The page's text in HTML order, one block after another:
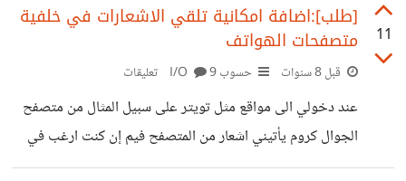
11
[طلب]:اضافة امكانية تلقي الاشعارات في خلفية
متصفحات الهواتف
قبل 8 سنوات حسوب I/O9 تعليقات
عند دخولي الى مواقع مثل تويتر على سبيل المثال من متصفح
الجوال كروم يأتيني اشعار من المتصفح فيم إن كنت ارغب في
تلقي الاشعارات على هاتفي (اي في خلفية نظام الاندرويد)، طلبي